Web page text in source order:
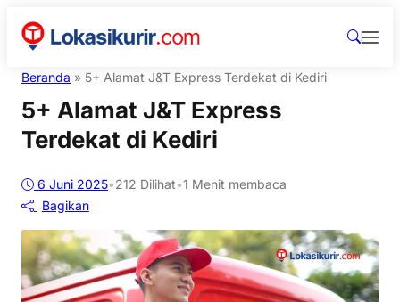
Beranda » 5+ Alamat J&T Express Terdekat di Kediri
5+ Alamat J&T Express
Terdekat di Kediri
6 Juni 2025•212 Dilihat•1 Menit membaca
Bagikan